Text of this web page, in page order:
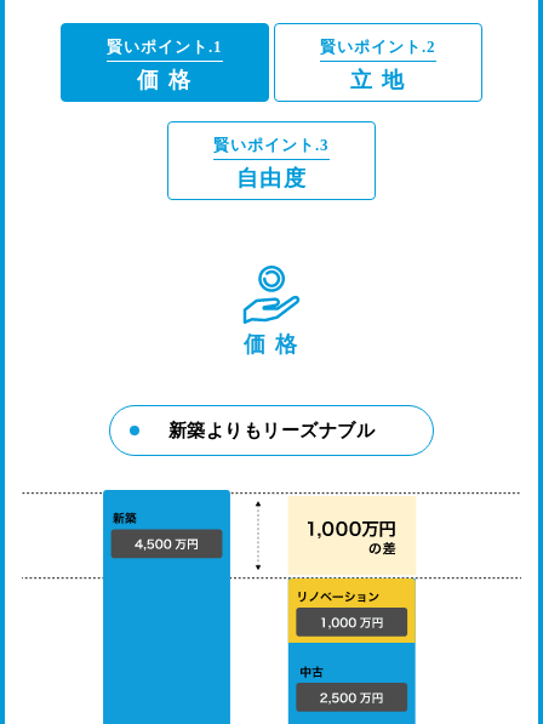
賢いポイント.1
価 格
賢いポイント.2
立 地
賢いポイント.3
自由度
価 格
新築よりもリーズナブル